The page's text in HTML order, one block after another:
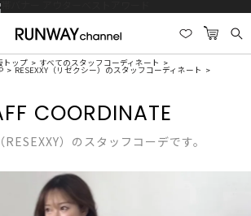
トップ すべてのスタッフコーディネート
RESEXXY（リゼクシー）のスタッフコーディネート
COORDINATE
）のスタッフコーデです。